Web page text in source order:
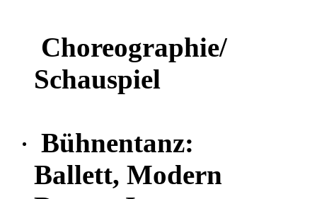
Choreographie/
Schauspiel
Bühnentanz:
Ballett, Modern